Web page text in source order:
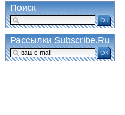
Поиск
ОК
Рассылки Subscribe.Ru
ОК